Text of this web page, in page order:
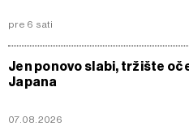
pre 6 sati
Jen ponovo slabi, tržište
Japana
07.08.2026